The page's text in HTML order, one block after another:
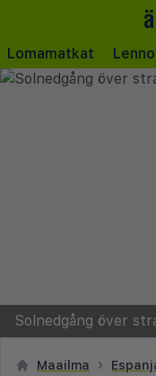
Lomamatkat
Solnedgång över
Maailma